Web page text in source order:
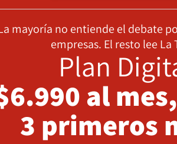
mayoría no entiende el debate
empresas. El resto lee La
Plan
al
3 primeros